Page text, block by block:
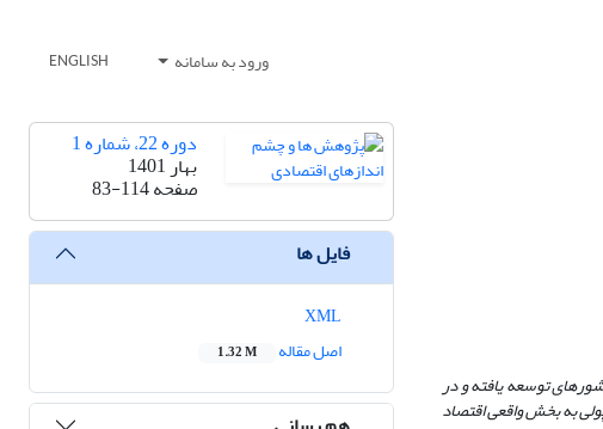
ورود به سامانه ENGLISH
توسعه یافته و در
به بخش واقعی اقتصاد
دوره 22، شماره 1
بهار 1401
صفحه83-114
فایل ها
اصل مقاله
1.32 M